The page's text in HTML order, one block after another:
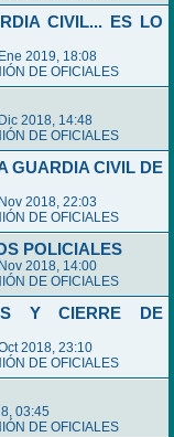
CIVIL... ES LO
2019, 18:08
DE OFICIALES
2018, 14:48
DE OFICIALES
GUARDIA CIVIL DE
2018, 22:03
DE OFICIALES
POLICIALES
2018, 14:00
DE OFICIALES
Y CIERRE DE
2018, 23:10
DE OFICIALES
03:45
DE OFICIALES